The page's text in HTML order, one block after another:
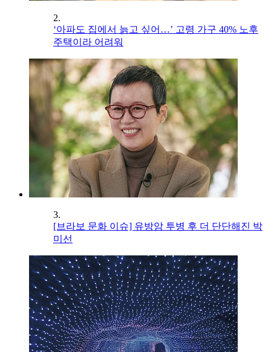
2.
‘아파도 집에서 늙고 싶어…’ 고령 가구 40% 노후
주택이라 어려워
3.
[브라보 문화 이슈] 유방암 투병 후 더 단단해진 박
미선